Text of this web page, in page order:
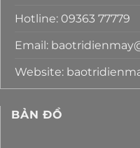
Hotline: 09363 77779
Email:
Website:
BẢN ĐỒ